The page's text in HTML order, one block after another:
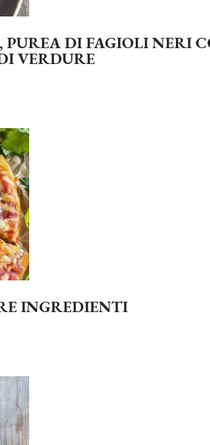
PUREA DI FAGIOLI NERI
VERDURE
INGREDIENTI